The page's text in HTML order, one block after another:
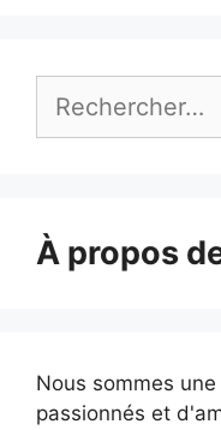
À propos
Nous sommes
passionnés et